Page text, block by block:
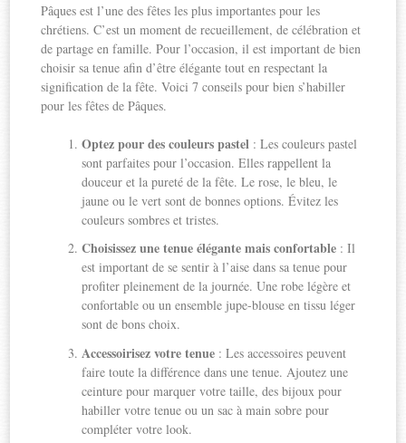
Pâques est l’une des fêtes les plus importantes pour les
chrétiens. C’est un moment de recueillement, de célébration et
de partage en famille. Pour l’occasion, il est important de bien
choisir sa tenue afin d’être élégante tout en respectant la
signification de la fête. Voici 7 conseils pour bien s’habiller
pour les fêtes de Pâques.
Optez pour des couleurs pastel : Les couleurs pastel
sont parfaites pour l’occasion. Elles rappellent la
douceur et la pureté de la fête. Le rose, le bleu, le
jaune ou le vert sont de bonnes options. Évitez les
couleurs sombres et tristes.
Choisissez une tenue élégante mais confortable : Il
est important de se sentir à l’aise dans sa tenue pour
profiter pleinement de la journée. Une robe légère et
confortable ou un ensemble jupe-blouse en tissu léger
sont de bons choix.
Accessoirisez votre tenue : Les accessoires peuvent
faire toute la différence dans une tenue. Ajoutez une
ceinture pour marquer votre taille, des bijoux pour
habiller votre tenue ou un sac à main sobre pour
compléter votre look.